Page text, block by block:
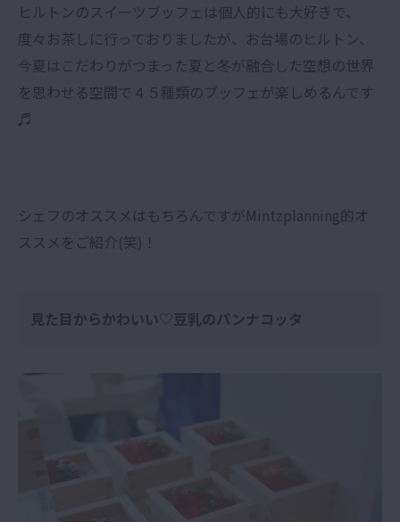
ヒルトンのスイーツブッフェは個人的にも大好きで、
度々お茶しに行っておりましたが、お台場のヒルトン、
今夏はこだわりがつまった夏と冬が融合した空想の世界
を思わせる空間で４５種類のブッフェが楽しめるんです
♬
シェフのオススメはもちろんですがMintzplanning的オ
ススメをご紹介(笑)！
見た目からかわいい♡豆乳のパンナコッタ